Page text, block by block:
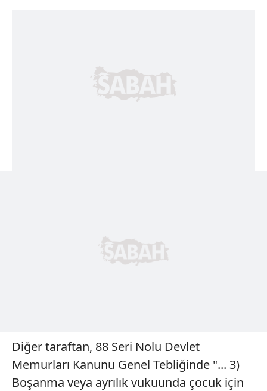
Diğer taraftan, 88 Seri Nolu Devlet
Memurları Kanunu Genel Tebliğinde "... 3)
Boşanma veya ayrılık vukuunda çocuk için